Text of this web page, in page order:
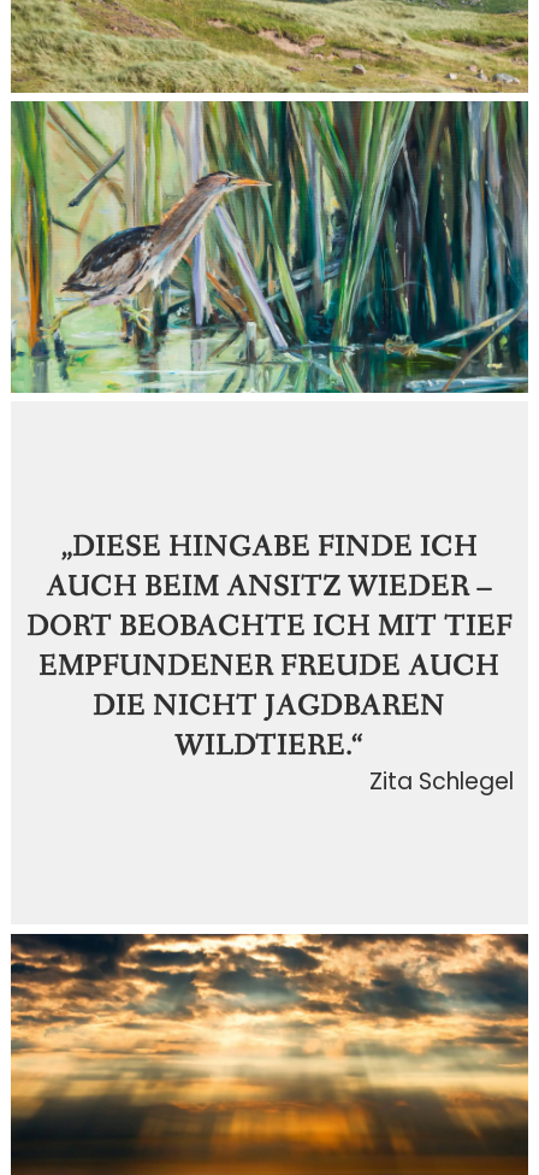
„DIESE HINGABE FINDE ICH
AUCH BEIM ANSITZ WIEDER –
DORT BEOBACHTE ICH MIT TIEF
EMPFUNDENER FREUDE AUCH
DIE NICHT JAGDBAREN
WILDTIERE.“
Zita Schlegel